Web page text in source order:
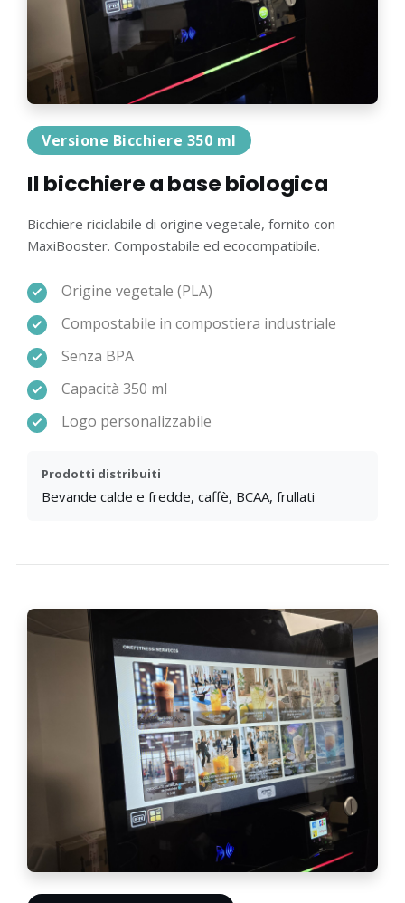
Versione Bicchiere 350 ml
Il bicchiere a base biologica
Bicchiere riciclabile di origine vegetale, fornito con
MaxiBooster. Compostabile ed ecocompatibile.
Origine vegetale (PLA)
Compostabile in compostiera industriale
Senza BPA
Capacità 350 ml
Logo personalizzabile
Prodotti distribuiti
Bevande calde e fredde, caffè, BCAA, frullati